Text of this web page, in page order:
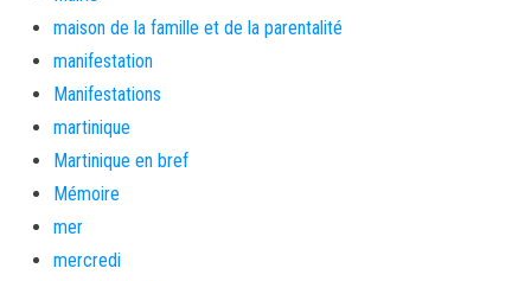
maison de la famille et de la parentalité
manifestation
Manifestations
martinique
Martinique en bref
Mémoire
mer
mercredi